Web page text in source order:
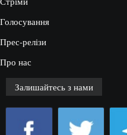
Голосування
Прес-релізи
Про нас
Залишайтесь з нами